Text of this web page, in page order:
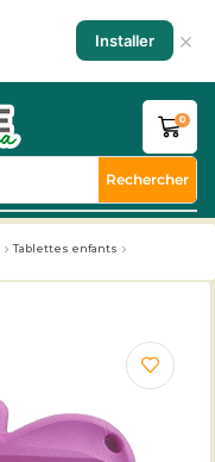
Rechercher
0
Tablettes enfants
Installer ×